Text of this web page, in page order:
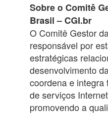
Sobre o Comitê
Brasil – CGI.br
O Comitê Gestor
responsável por
estratégicas
desenvolvimento
coordena e integra
de serviços
promovendo a